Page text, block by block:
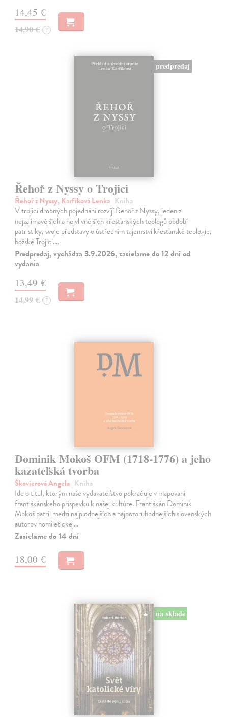
14,45 €
14,90 € ?
predpredaj
Řehoř z Nyssy o Trojici
Řehoř z Nyssy, Karfíková Lenka| Kniha
V trojici drobných pojednání rozvíjí Řehoř z Nyssy, jeden z
nejzajímavějších a nejvlivnějších křesťanských teologů období
patristiky, svoje představy o ústředním tajemství křesťanské teologie,
božské Trojici.…
Predpredaj, vychádza 3.9.2026, zasielame do 12 dní od
vydania
13,49 €
14,99 € ?
Dominik Mokoš OFM (1718-1776) a jeho
kazateľská tvorba
Škovierová Angela| Kniha
Ide o titul, ktorým naše vydavateľstvo pokračuje v mapovaní
františkánskeho príspevku k našej kultúre. Františkán Dominik
Mokoš patril medzi najplodnejších a najpozoruhodnejších slovenských
autorov homiletickej…
Zasielame do 14 dní
18,00 €
na sklade